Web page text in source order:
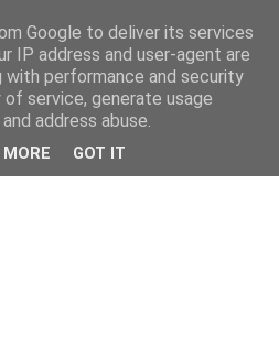
Google to deliver its services
IP address and user-agent are
with performance and security
service, generate usage
address abuse.
MORE GOT IT